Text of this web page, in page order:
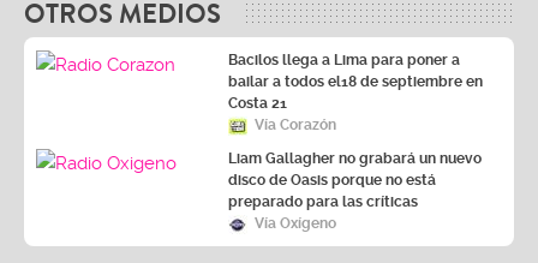
OTROS MEDIOS
Bacilos llega a Lima para poner a
bailar a todos el18 de septiembre en
Costa 21
Vía Corazón
Liam Gallagher no grabará un nuevo
disco de Oasis porque no está
preparado para las críticas
Vía Oxígeno